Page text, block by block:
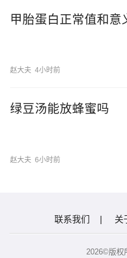
甲胎蛋白正常值和意
赵大夫 4小时前
绿豆汤能放蜂蜜吗
赵大夫 6小时前
联系我们 | 关
2026©版权